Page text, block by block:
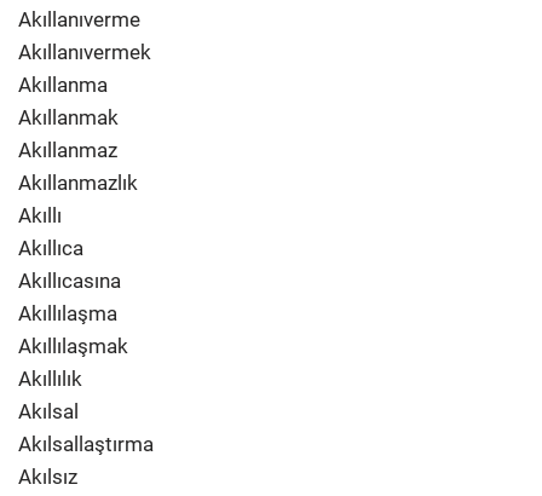
Akıllanıverme
Akıllanıvermek
Akıllanma
Akıllanmak
Akıllanmaz
Akıllanmazlık
Akıllı
Akıllıca
Akıllıcasına
Akıllılaşma
Akıllılaşmak
Akıllılık
Akılsal
Akılsallaştırma
Akılsız